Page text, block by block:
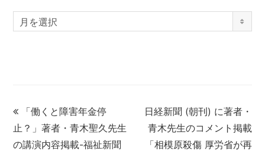
月を選択
「働くと障害年金停
止？」著者・青木聖久先生
の講演内容掲載-福祉新聞
日経新聞 (朝刊) に著者・
青木先生のコメント掲載
「相模原殺傷 厚労省が再